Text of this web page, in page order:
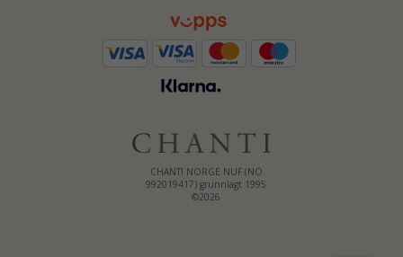
CHANTI NORGE NUF (NO
992019417) grunnlagt 1995
©2026